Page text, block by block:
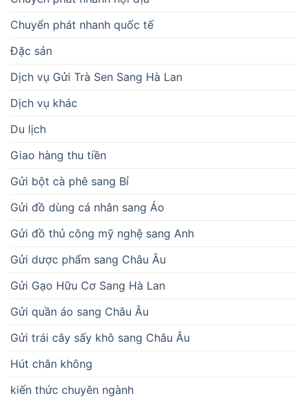
Chuyển phát nhanh quốc tế
Đặc sản
Dịch vụ Gửi Trà Sen Sang Hà Lan
Dịch vụ khác
Du lịch
Giao hàng thu tiền
Gửi bột cà phê sang Bỉ
Gửi đồ dùng cá nhân sang Áo
Gửi đồ thủ công mỹ nghệ sang Anh
Gửi dược phẩm sang Châu Âu
Gửi Gạo Hữu Cơ Sang Hà Lan
Gửi quần áo sang Châu Âu
Gửi trái cây sấy khô sang Châu Âu
Hút chân không
kiến thức chuyên ngành